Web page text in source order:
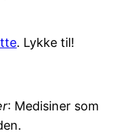
. Lykke til!
: Medisiner som